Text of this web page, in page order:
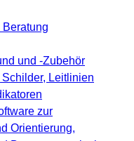
und -Zubehör
Leitlinien
zur
Orientierung,